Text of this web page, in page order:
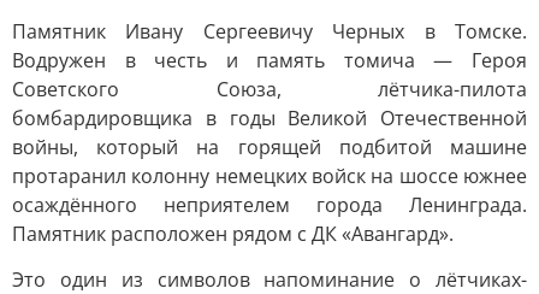
Памятник Ивану Сергеевичу Черных в Томске.
Водружен в честь и память томича — Героя
Советского Союза, лётчика-пилота
бомбардировщика в годы Великой Отечественной
войны, который на горящей подбитой машине
протаранил колонну немецких войск на шоссе южнее
осаждённого неприятелем города Ленинграда.
Памятник расположен рядом с ДК «Авангард».
Это один из символов напоминание о лётчиках-